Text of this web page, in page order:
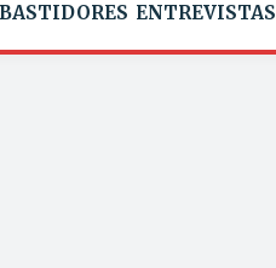
BASTIDORES ENTREVISTAS